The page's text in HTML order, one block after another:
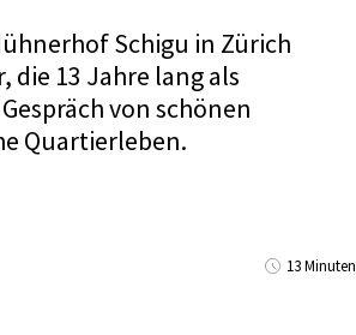
Schigu in Zürich
die 13 Jahre lang als
von schönen
Quartierleben.
13 Minuten